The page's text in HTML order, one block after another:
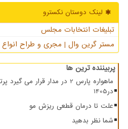
لینک دوستان نكسترو
تبلیغات انتخابات مجلس
مستر گرین وال | مجری و طراح انواع
پربیننده ترین ها
ماهواره پارس 2 در مدار قرار
در1405
علت تا درمان قطعی ریزش مو
شما نظر بدهید